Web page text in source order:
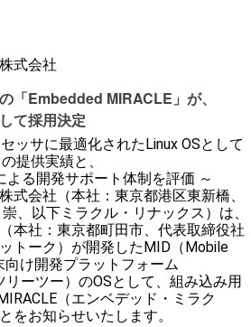
式会社
「Embedded MIRACLE」が、
て採用決定
ッサに最適化されたLinux OSとして
の提供実績と、
よる開発サポート体制を評価 ～
式会社（本社：東京都港区東新橋、
、以下ミラクル・リナックス）は、
本社：東京都町田市、代表取締役社
トーク）が開発したMID（Mobile
け開発プラットフォーム
リーツー）のOSとして、組み込み用
（エンベデッド・ミラク
をお知らせいたします。